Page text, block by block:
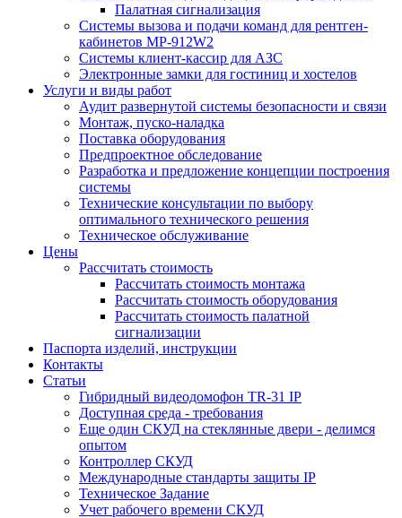
Палатная сигнализация
Системы вызова и подачи команд для рентген-
кабинетов MP-912W2
Системы клиент-кассир для АЗС
Электронные замки для гостиниц и хостелов
Услуги и виды работ
Аудит развернутой системы безопасности и связи
Монтаж, пуско-наладка
Поставка оборудования
Предпроектное обследование
Разработка и предложение концепции построения
системы
Технические консультации по выбору
оптимального технического решения
Техническое обслуживание
Цены
Рассчитать стоимость
Рассчитать стоимость монтажа
Рассчитать стоимость оборудования
Рассчитать стоимость палатной
сигнализации
Паспорта изделий, инструкции
Контакты
Статьи
Гибридный видеодомофон TR-31 IP
Доступная среда - требования
Еще один СКУД на стеклянные двери - делимся
опытом
Контроллер СКУД
Международные стандарты защиты IP
Техническое Задание
Учет рабочего времени СКУД